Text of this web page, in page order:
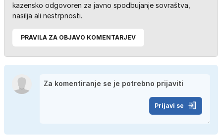
kazensko odgovoren za javno spodbujanje sovraštva,
nasilja ali nestrpnosti.
PRAVILA ZA OBJAVO KOMENTARJEV
Prijavi se